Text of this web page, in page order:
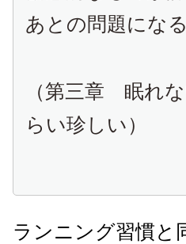
あとの問題になる
（第三章 眠れ
らい珍しい）
ランニング習慣と